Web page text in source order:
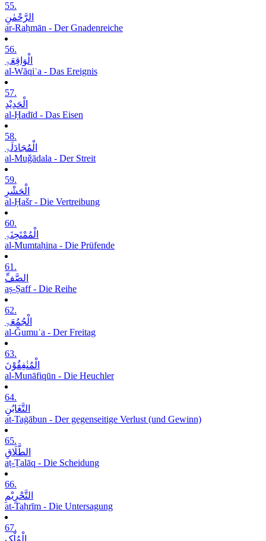
55.
الرَّحْمٰنِ
ar-Raḥmān - Der Gnadenreiche
56.
الْوَاقِعَۃِ
al-Wāqiʿa - Das Ereignis
57.
الْحَدِیْدِ
al-Ḥadīd - Das Eisen
58.
الْمُجَادَلَۃِ
al-Muǧādala - Der Streit
59.
الْحَشْرِ
al-Ḥašr - Die Vertreibung
60.
الْمُمْتَحِنَۃِ
al-Mumtaḥina - Die Prüfende
61.
الصَّفِّ
aṣ-Ṣaff - Die Reihe
62.
الْجُمُعَۃِ
al-Ǧumuʿa - Der Freitag
63.
الْمُنٰفِقُوْنَ
al-Munāfiqūn - Die Heuchler
64.
التَّغَابُنِ
at-Taġābun - Der gegenseitige Verlust (und Gewinn)
65.
الطَّلَاقِ
aṭ-Ṭalāq - Die Scheidung
66.
التَّحْرِیْمِ
at-Taḥrīm - Die Untersagung
67.